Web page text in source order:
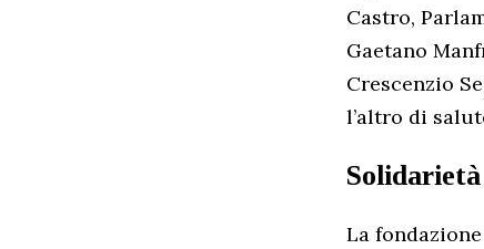
Castro,
Gaetano
Crescenzio
l’altro di
La